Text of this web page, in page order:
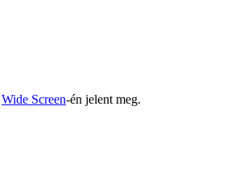
Wide Screen-én jelent meg.